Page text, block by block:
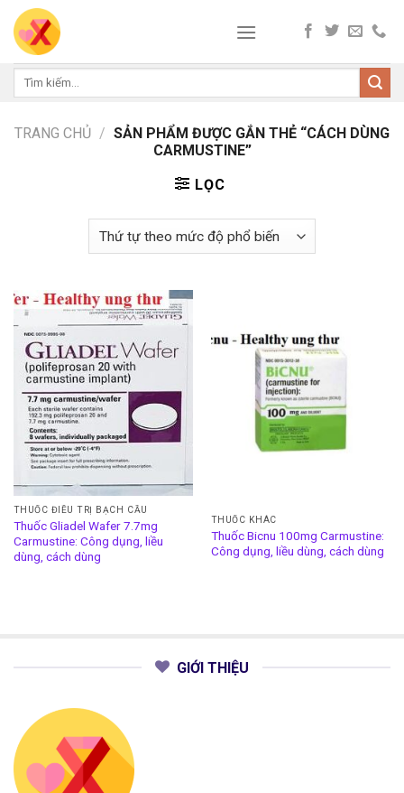
Skip
content
Tìm
TRANG CHỦ / SẢN PHẨM ĐƯỢC GẮN THẺ “CÁCH DÙNG
CARMUSTINE”
LỌC
THUỐC ĐIỀU TRỊ BẠCH CẦU
Thuốc Gliadel Wafer 7.7mg
Carmustine: Công dụng, liều
dùng, cách dùng
THUỐC KHÁC
Thuốc Bicnu 100mg Carmustine:
Công dụng, liều dùng, cách dùng
GIỚI THIỆU